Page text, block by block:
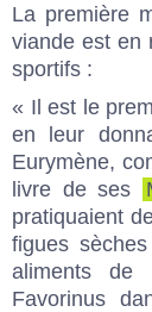
La première
viande est en
sportifs :
« Il est le
en leur
Eurymène,
livre de ses
pratiquaient
figues
aliments de
Favorinus